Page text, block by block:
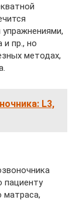
и пр., но
методах,
L3,
пациенту
матраса,